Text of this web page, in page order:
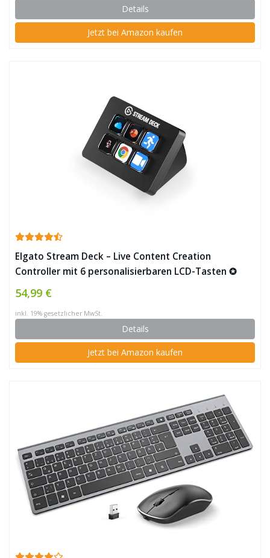
Details
Jetzt bei Amazon kaufen
Elgato Stream Deck – Live Content Creation
Controller mit 6 personalisierbaren LCD-Tasten ✪
54,99 €
inkl. 19% gesetzlicher MwSt.
Details
Jetzt bei Amazon kaufen